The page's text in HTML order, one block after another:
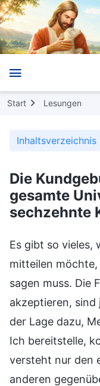
Start Lesungen
Inhaltsverzeichnis
Die
gesamte
sechzehnte
Es gibt so vieles,
mitteilen möchte,
sagen muss. Die
akzeptieren,
der Lage dazu,
Ich bereitstelle,
versteht nur den
anderen